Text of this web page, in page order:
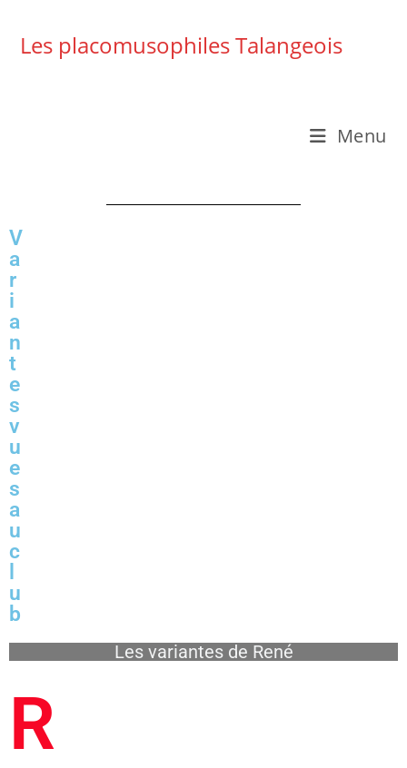
Les placomusophiles Talangeois
Menu
V
a
r
i
a
n
t
e
s
v
u
e
s
a
u
c
u
b
Les variantes de René
R